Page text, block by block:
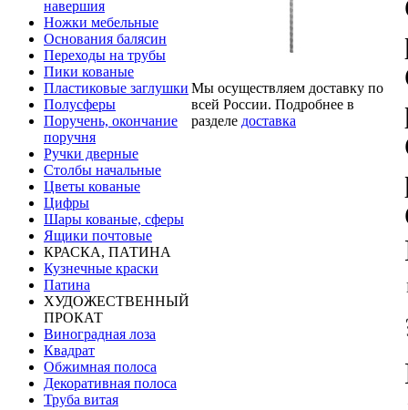
навершия
Ножки мебельные
Основания балясин
Переходы на трубы
Пики кованые
Пластиковые заглушки
Полусферы
Поручень, окончание
поручня
Ручки дверные
Столбы начальные
Цветы кованые
Цифры
Шары кованые, сферы
Ящики почтовые
КРАСКА, ПАТИНА
Кузнечные краски
Патина
ХУДОЖЕСТВЕННЫЙ
ПРОКАТ
Виноградная лоза
Квадрат
Обжимная полоса
Декоративная полоса
Труба витая
Мы осуществляем доставку по
всей России. Подробнее в
разделе доставка